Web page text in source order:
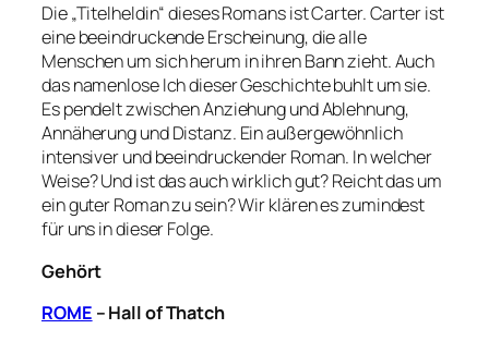
Die „Titelheldin“ dieses Romans ist Carter. Carter ist
eine beeindruckende Erscheinung, die alle
Menschen um sich herum in ihren Bann zieht. Auch
das namenlose Ich dieser Geschichte buhlt um sie.
Es pendelt zwischen Anziehung und Ablehnung,
Annäherung und Distanz. Ein außergewöhnlich
intensiver und beeindruckender Roman. In welcher
Weise? Und ist das auch wirklich gut? Reicht das um
ein guter Roman zu sein? Wir klären es zumindest
für uns in dieser Folge.
Gehört
ROME – Hall of Thatch